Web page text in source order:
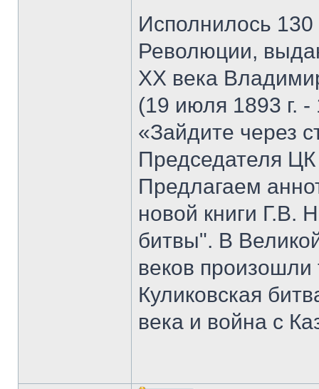
Исполнилось
Революции,
XX века
(19 июля 1893 г.
«Зайдите через
Председателя
Предлагаем
новой книги Г.В.
битвы". В
веков
Куликовская
века и война с